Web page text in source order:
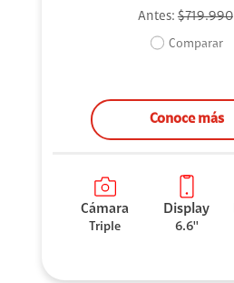
Antes: $719.990
Comparar
Conoce más
Cámara
Triple
Display
6.6''